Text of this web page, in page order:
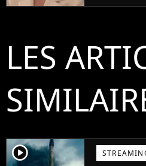
LES
player2